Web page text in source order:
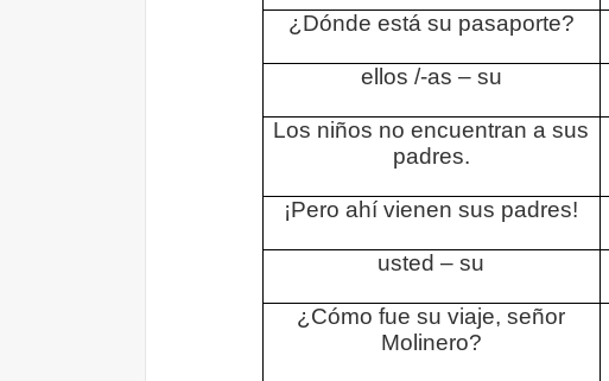
¿Dónde está su pasaporte?
ellos /-as – su
Los niños no encuentran a sus
padres.
¡Pero ahí vienen sus padres!
usted – su
¿Cómo fue su viaje, señor
Molinero?